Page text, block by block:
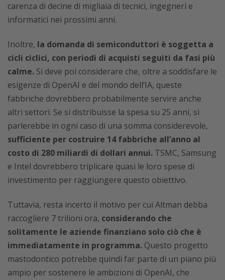
carenza di decine di migliaia di tecnici, ingegneri e
informatici nei prossimi anni.
Inoltre, la domanda di semiconduttori è soggetta a
cicli ciclici, con periodi di acquisti seguiti da fasi più
calme. Si deve poi considerare che, oltre a soddisfare le
esigenze di OpenAI e del mondo dell’IA, queste
fabbriche dovrebbero probabilmente servire anche
altri settori. Se si distribuisse la spesa su 25 anni, si
parlerebbe in ogni caso di una somma considerevole,
sufficiente per costruire 14 fabbriche all’anno al
costo di 280 miliardi di dollari annui. TSMC, Samsung
e Intel dovrebbero triplicare quasi le loro spese di
investimento per raggiungere questo obiettivo.
Tuttavia, resta incerto il motivo per cui Altman debba
raccogliere 7 trilioni ora, considerando che
solitamente le aziende finanziano solo ciò che è
immediatamente in programma. Questo progetto
mastodontico potrebbe quindi far parte di un piano più
ampio per sostenere le ambizioni di OpenAI, che